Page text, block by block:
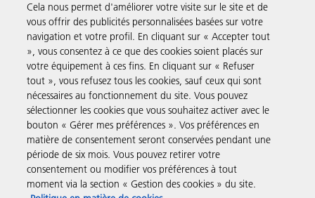
Produits et Services
Assistance & Contact
Ressources
Suivez-nous
Cela nous permet d'améliorer votre visite sur le site et de
vous offrir des publicités personnalisées basées sur votre
navigation et votre profil. En cliquant sur « Accepter tout
», vous consentez à ce que des cookies soient placés sur
votre équipement à ces fins. En cliquant sur « Refuser
tout », vous refusez tous les cookies, sauf ceux qui sont
nécessaires au fonctionnement du site. Vous pouvez
sélectionner les cookies que vous souhaitez activer avec le
bouton « Gérer mes préférences ». Vos préférences en
matière de consentement seront conservées pendant une
période de six mois. Vous pouvez retirer votre
consentement ou modifier vos préférences à tout
moment via la section « Gestion des cookies » du site.